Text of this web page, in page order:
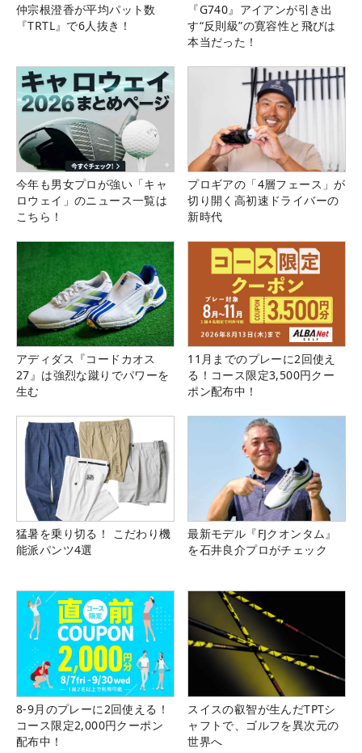
仲宗根澄香が平均パット数
『TRTL』で6人抜き！
『G740』アイアンが引き出
す“反則級”の寛容性と飛びは
本当だった！
今年も男女プロが強い「キャ
ロウェイ」のニュース一覧は
こちら！
プロギアの「4層フェース」が
切り開く高初速ドライバーの
新時代
アディダス『コードカオス
27』は強烈な蹴りでパワーを
生む
11月までのプレーに2回使え
る！コース限定3,500円クー
ポン配布中！
猛暑を乗り切る！ こだわり機
能派パンツ4選
最新モデル『FJクオンタム』
を石井良介プロがチェック
8-9月のプレーに2回使える！
コース限定2,000円クーポン
配布中！
スイスの叡智が生んだTPTシ
ャフトで、ゴルフを異次元の
世界へ